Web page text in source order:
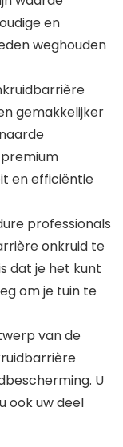
en
weghouden
gemakkelijker
en efficiëntie
professionals
onkruid te
dat je het kunt
om je tuin te
van de
U
ook uw deel